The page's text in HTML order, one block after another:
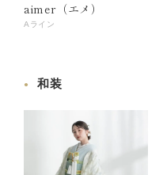
aimer（エメ）
Aライン
和装